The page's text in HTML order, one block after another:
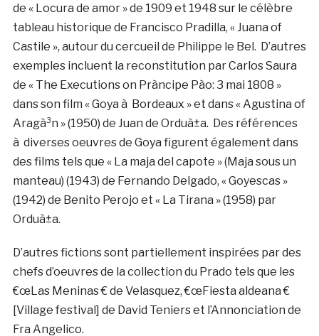
de « Locura de amor » de 1909 et 1948 sur le célèbre
tableau historique de Francisco Pradilla, « Juana of
Castile », autour du cercueil de Philippe le Bel. D’autres
exemples incluent la reconstitution par Carlos Saura
de « The Executions on Prà­ncipe Pà­o: 3 mai 1808 »
dans son film « Goya à Bordeaux » et dans « Agustina of
Aragà³n » (1950) de Juan de Orduà±a. Des références
à diverses oeuvres de Goya figurent également dans
des films tels que « La maja del capote » (Maja sous un
manteau) (1943) de Fernando Delgado, « Goyescas »
(1942) de Benito Perojo et « La Tirana » (1958) par
Orduà±a.
D’autres fictions sont partiellement inspirées par des
chefs d’oeuvres de la collection du Prado tels que les
€œLas Meninas € de Velasquez, €œFiesta aldeana €
[Village festival] de David Teniers et l’Annonciation de
Fra Angelico.